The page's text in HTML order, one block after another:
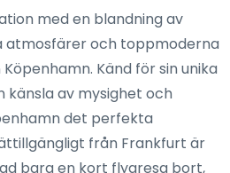
med en blandning av
atmosfärer och toppmoderna
Känd för sin unika
känsla av mysighet och
det perfekta
från Frankfurt är
bara en kort flygresa bort,